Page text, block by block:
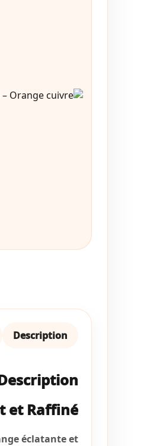
Description
et Raffiné
éclatante et